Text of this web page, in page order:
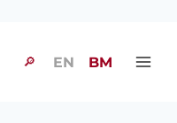
🔎 EN BM